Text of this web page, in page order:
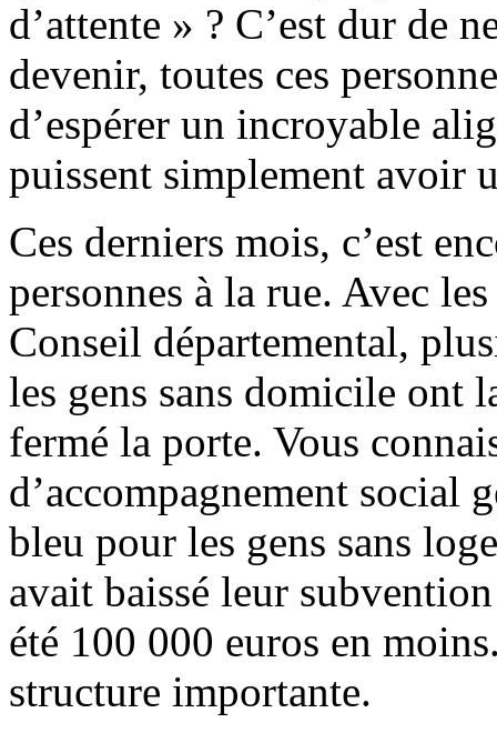
d’attente » ? C’est dur de
devenir, toutes ces
d’espérer un incroyable
puissent simplement avoir
Ces derniers mois, c’est
personnes à la rue. Avec
Conseil départemental,
les gens sans domicile ont
fermé la porte. Vous
d’accompagnement social
bleu pour les gens sans
avait baissé leur
été 100 000 euros en
structure importante.